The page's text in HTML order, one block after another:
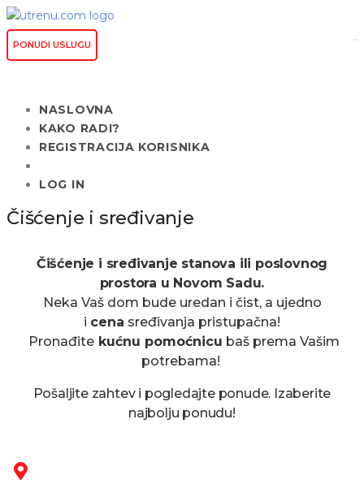
PONUDI USLUGU
NASLOVNA
KAKO RADI?
REGISTRACIJA KORISNIKA
LOG IN
Čišćenje i sređivanje
Čišćenje i sređivanje stanova ili poslovnog
prostora u Novom Sadu.
Neka Vaš dom bude uredan i čist, a ujedno
i cena sređivanja pristupačna!
Pronađitekućnu pomoćnicu baš prema Vašim
potrebama!
Pošaljite zahtev i pogledajte ponude. Izaberite
najbolju ponudu!